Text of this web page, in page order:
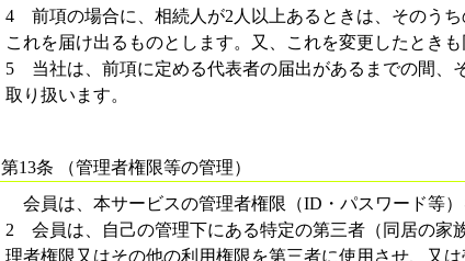
4 前項の場合に、相続人が2人以上あるときは、そのうち
これを届け出るものとします。又、これを変更したときも
5 当社は、前項に定める代表者の届出があるまでの間、
取り扱います。
第13条 （管理者権限等の管理）
会員は、本サービスの管理者権限（ID・パスワード等）
2 会員は、自己の管理下にある特定の第三者（同居の家
理者権限又はその他の利用権限を第三者に使用させ、又